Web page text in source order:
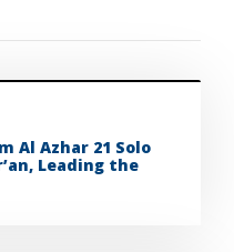
Al Azhar 21 Solo
Leading the